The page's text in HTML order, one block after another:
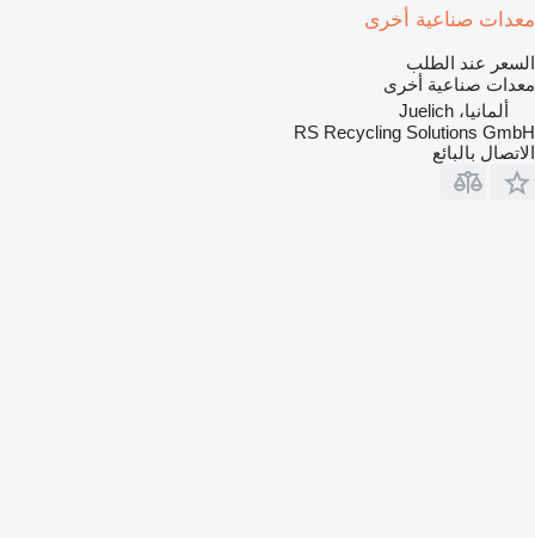
معدات صناعية أخرى
السعر عند الطلب
معدات صناعية أخرى
ألمانيا، Juelich
RS Recycling Solutions GmbH
الاتصال بالبائع